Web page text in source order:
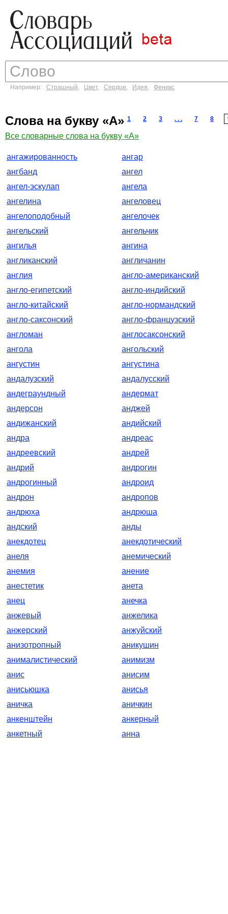
Например: Страшный, Цвет, Сердце, Идея, Феникс
Слова на букву «А» 1 2 3 . . . 7 8
Все словарные слова на букву «А»
ангажированность
ангар
ангбанд
ангел
ангел-эскулап
ангела
ангелина
ангеловец
ангелоподобный
ангелочек
ангельский
ангельчик
ангилья
ангина
англиканский
англичанин
англия
англо-американский
англо-египетский
англо-индийский
англо-китайский
англо-нормандский
англо-саксонский
англо-французский
англоман
англосаксонский
ангола
ангольский
ангустин
ангустина
андалузский
андалусский
андеграундный
андермат
андерсон
анджей
андижанский
андийский
андра
андреас
андреевский
андрей
андрий
андрогин
андрогинный
андроид
андрон
андропов
андрюха
андрюша
андский
анды
анекдотец
анекдотический
анеля
анемический
анемия
анение
анестетик
анета
анец
анечка
анжевый
анжелика
анжерский
анжуйский
анизотропный
аникушин
анималистический
анимизм
анис
анисим
анисьюшка
анисья
аничка
аничкин
анкенштейн
анкерный
анкетный
анна